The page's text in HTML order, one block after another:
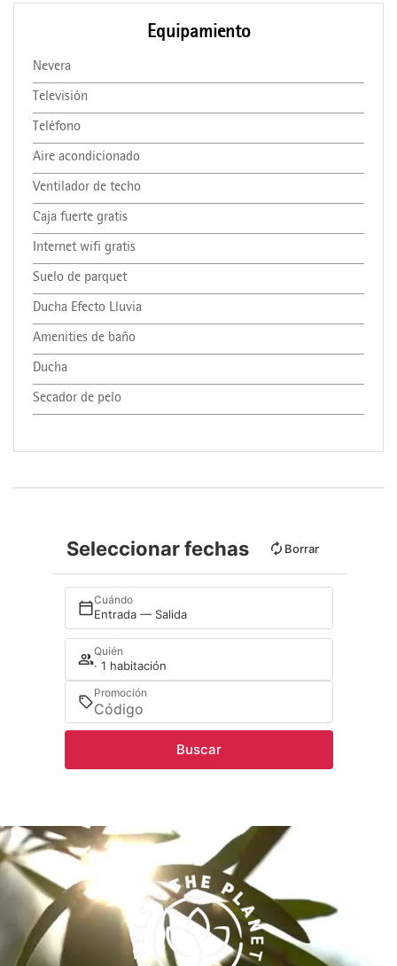
Equipamiento
Nevera
Televisión
Teléfono
Aire acondicionado
Ventilador de techo
Caja fuerte gratis
Internet wifi gratis
Suelo de parquet
Ducha Efecto Lluvia
Amenities de baño
Ducha
Secador de pelo
Seleccionar fechas Borrar
Cuándo
Entrada — Salida
Quién
· 1 habitación
Promoción
Buscar